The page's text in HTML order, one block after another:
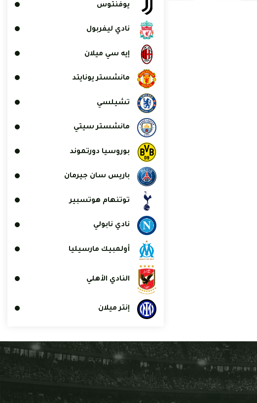
يوفنتوس
نادي ليفربول
إيه سي ميلان
مانشستر يونايتد
تشيلسي
مانشستر سيتي
بوروسيا دورتموند
باريس سان جيرمان
توتنهام هوتسبير
نادي نابولي
أولمبيك مارسيليا
النادي الأهلي
إنتر ميلان